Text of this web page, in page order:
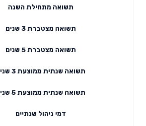
תשואה מתחילת השנה
תשואה מצטברת 3 שנים
תשואה מצטברת 5 שנים
תשואה שנתית ממוצעת 3 שנים
תשואה שנתית ממוצעת 5 שנים
דמי ניהול שנתיים